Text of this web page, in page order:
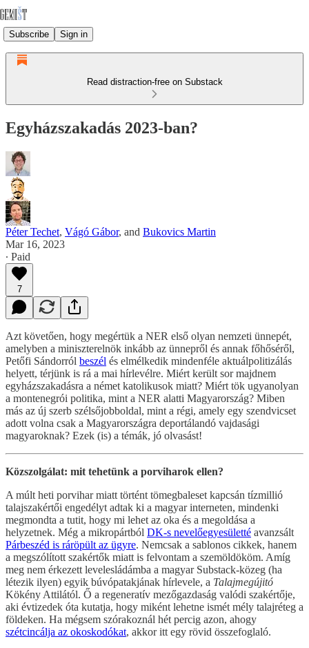
Subscribe Sign in
Read distraction-free on Substack
Egyházszakadás 2023-ban?
Péter Techet, Vágó Gábor, and Bukovics Martin
Mar 16, 2023
∙ Paid
7
Azt követően, hogy megértük a NER első olyan nemzeti ünnepét,
amelyben a miniszterelnök inkább az ünnepről és annak főhőséről,
Petőfi Sándorról beszél és elmélkedik mindenféle aktuálpolitizálás
helyett, térjünk is rá a mai hírlevélre. Miért került sor majdnem
egyházszakadásra a német katolikusok miatt? Miért tök ugyanolyan
a montenegrói politika, mint a NER alatti Magyarország? Miben
más az új szerb szélsőjobboldal, mint a régi, amely egy szendvicset
adott volna csak a Magyarországra deportálandó vajdasági
magyaroknak? Ezek (is) a témák, jó olvasást!
Közszolgálat: mit tehetünk a porviharok ellen?
A múlt heti porvihar miatt történt tömegbaleset kapcsán tízmillió
talajszakértői engedélyt adtak ki a magyar interneten, mindenki
megmondta a tutit, hogy mi lehet az oka és a megoldása a
helyzetnek. Még a mikropártból DK-s nevelőegyesületté avanzsált
Párbeszéd is ráröpült az ügyre. Nemcsak a sablonos cikkek, hanem
a megszólított szakértők miatt is felvontam a szemöldököm. Amíg
meg nem érkezett levelesládámba a magyar Substack-közeg (ha
létezik ilyen) egyik búvópatakjának hírlevele, a Talajmegújitó
Kökény Attilától. Ő a regeneratív mezőgazdaság valódi szakértője,
aki évtizedek óta kutatja, hogy miként lehetne ismét mély talajréteg a
földeken. Ha mégsem szórakoznál hét percig azon, ahogy
szétcincálja az okoskodókat, akkor itt egy rövid összefoglaló.